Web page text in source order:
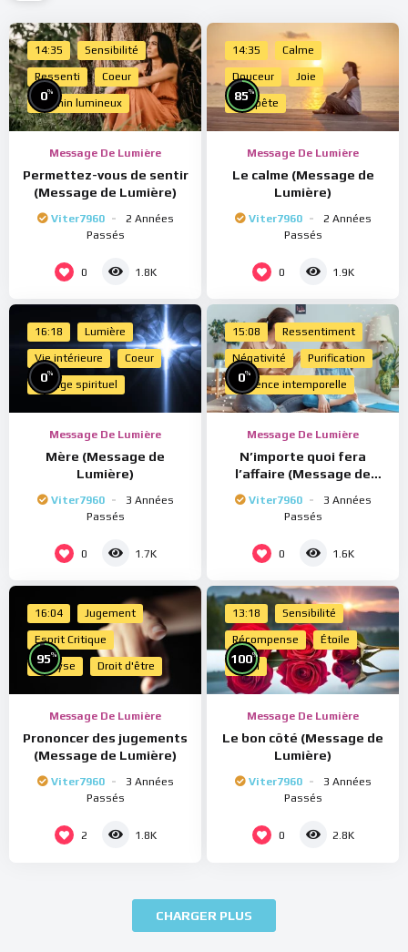
14:35 Sensibilité
Ressenti Coeur
Chemin lumineux
0%
Message De Lumière
Permettez-vous de sentir
(Message de Lumière)
Viter7960
2 Années
Passés
0 1.8K
14:35 Calme
Douceur Joie
Tempête
85%
Message De Lumière
Le calme (Message de
Lumière)
Viter7960
2 Années
Passés
0 1.9K
16:18 Lumière
Vie intérieure Coeur
Voyage spirituel
0%
Message De Lumière
Mère (Message de
Lumière)
Viter7960
3 Années
Passés
0 1.7K
15:08 Ressentiment
Négativité Purification
Présence intemporelle
0%
Message De Lumière
N’importe quoi fera
l’affaire (Message de
Viter7960
3 Années
Passés
0 1.6K
16:04 Jugement
Esprit Critique
Analyse Droit d'être
95%
Message De Lumière
Prononcer des jugements
(Message de Lumière)
Viter7960
3 Années
Passés
2 1.8K
13:18 Sensibilité
Récompense Étoile
Merci
100%
Message De Lumière
Le bon côté (Message de
Lumière)
Viter7960
3 Années
Passés
0 2.8K
CHARGER PLUS